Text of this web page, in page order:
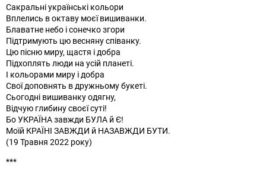
Сакральні українські кольори
Вплелись в октаву моєї вишиванки.
Блаватне небо і сонечко згори
Підтримують цю весняну співанку.
Цю пісню миру, щастя і добра
Підхоплять люди на усій планеті.
І кольорами миру і добра
Свої доповнять в дружньому букеті.
Сьогодні вишиванку одягну,
Відчую глибину своєї суті!
Бо УКРАЇНА завжди БУЛА й Є!
Моїй КРАЇНІ ЗАВЖДИ й НАЗАВЖДИ БУТИ.
(19 Травня 2022 року)
***